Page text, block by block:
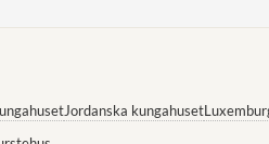
Jordanska kungahuset